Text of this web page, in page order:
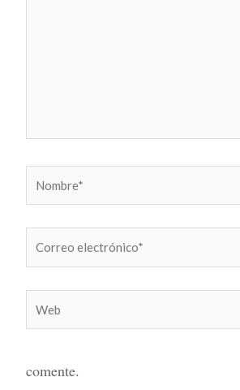
electrónico*
comente.